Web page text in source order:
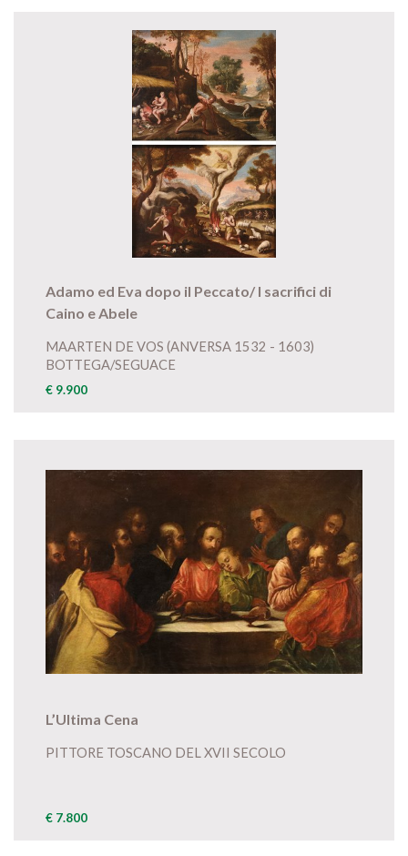
Adamo ed Eva dopo il Peccato/ I sacrifici di
Caino e Abele
MAARTEN DE VOS (ANVERSA 1532 - 1603)
BOTTEGA/SEGUACE
€ 9.900
L’Ultima Cena
PITTORE TOSCANO DEL XVII SECOLO
€ 7.800